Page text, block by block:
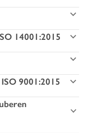
14001:2015
9001:2015